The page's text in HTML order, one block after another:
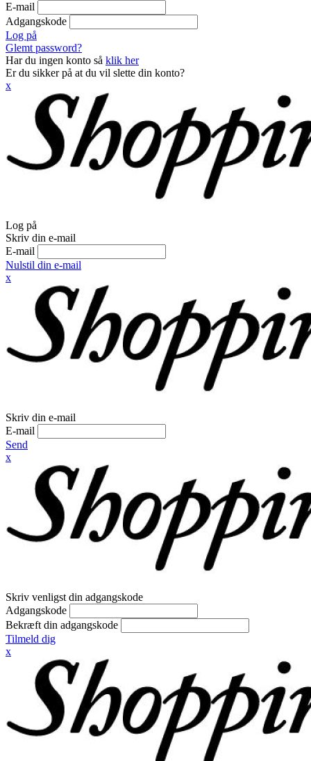
E-mail
Adgangskode
Log på
Glemt password?
Har du ingen konto så klik her
Er du sikker på at du vil slette din konto?
x
Log på
Skriv din e-mail
E-mail
Nulstil din e-mail
x
Skriv din e-mail
E-mail
Send
x
Skriv venligst din adgangskode
Adgangskode
Bekræft din adgangskode
Tilmeld dig
x